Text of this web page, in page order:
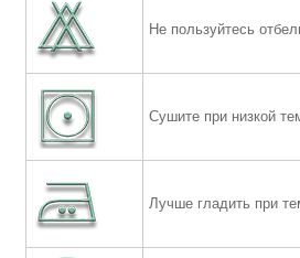
Не пользуйтесь
Сушите при низкой
Лучше гладить при